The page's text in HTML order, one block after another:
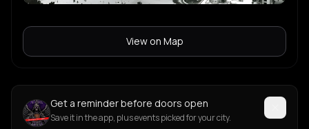
View on Map
Get a reminder before doors open
Save it in the app, plus events picked for your city.